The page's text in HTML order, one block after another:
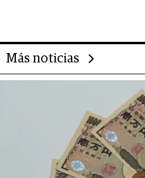
Más noticias